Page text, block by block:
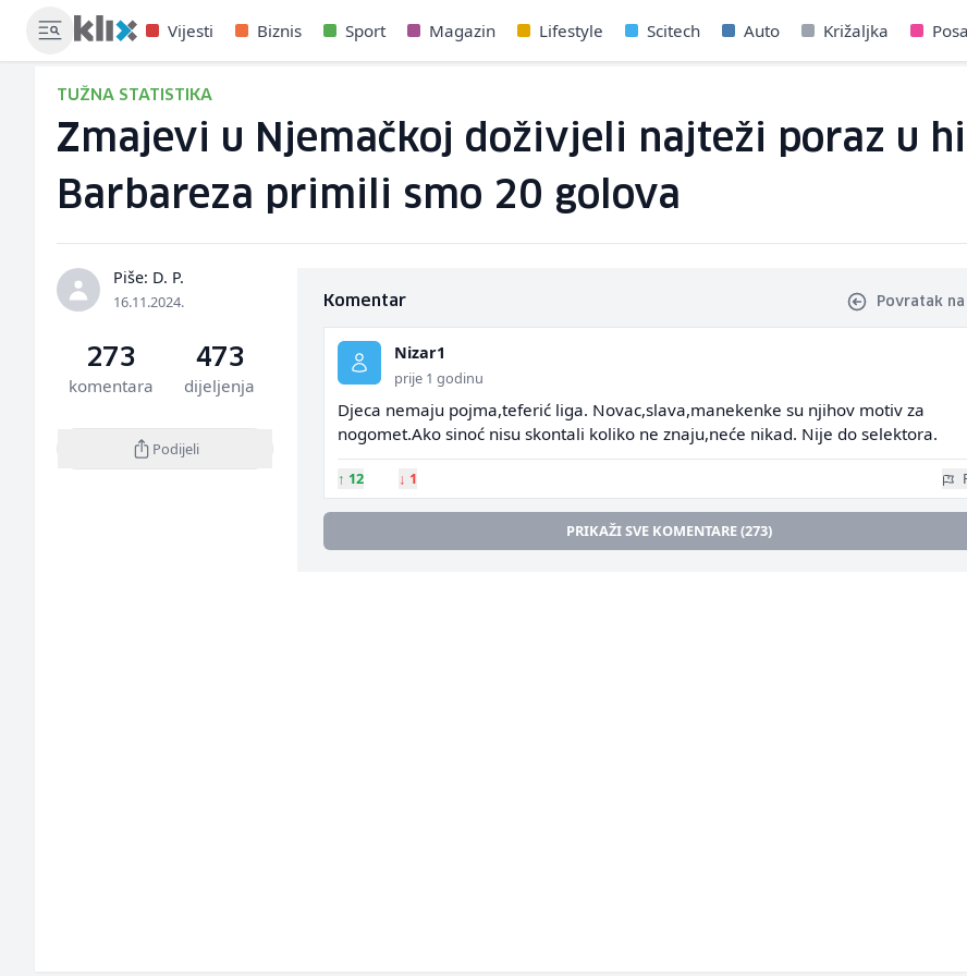
Vijesti Biznis Sport Magazin Lifestyle Scitech Auto Križaljka
TUŽNA STATISTIKA
Zmajevi u Njemačkoj doživjeli najteži poraz u
Barbareza primili smo 20 golova
Piše: D. P.
16.11.2024.
273
komentara
473
dijeljenja
Podijeli
Komentar Povratak
Nizar1
prije 1 godinu
Djeca nemaju pojma,teferić liga. Novac,slava,manekenke su njihov motiv za
nogomet.Ako sinoć nisu skontali koliko ne znaju,neće nikad. Nije do selektora.
↑ 12 ↓ 1
PRIKAŽI SVE KOMENTARE (273)